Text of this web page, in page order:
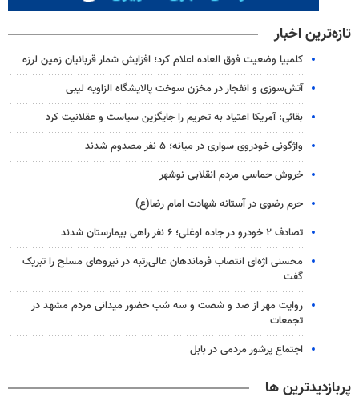
تازه‌ترین اخبار
کلمبیا وضعیت فوق العاده اعلام کرد؛ افزایش شمار قربانیان زمین لرزه
آتش‌سوزی و انفجار در مخزن سوخت پالایشگاه الزاویه لیبی
بقائی: آمریکا اعتیاد به تحریم را جایگزین سیاست و عقلانیت کرد
واژگونی خودروی سواری در میانه؛ ۵ نفر مصدوم شدند
خروش حماسی مردم انقلابی نوشهر
حرم رضوی در آستانه شهادت امام رضا(ع)
تصادف ۲ خودرو در جاده اوغلی؛ ۶ نفر راهی بیمارستان شدند
محسنی اژه‌ای انتصاب‌ فرماندهان عالی‌رتبه در نیروهای مسلح را تبریک
گفت
روایت مهر از صد و شصت و سه شب حضور میدانی مردم مشهد در
تجمعات
اجتماع پرشور مردمی در بابل
پربازدیدترین ها